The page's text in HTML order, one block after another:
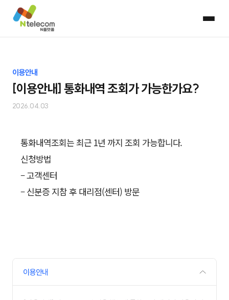
이용안내
[이용안내] 통화내역 조회가 가능한가요?
2026.04.03
통화내역조회는 최근 1년 까지 조회 가능합니다.
신청방법
– 고객센터
– 신분증 지참 후 대리점(센터) 방문
이용안내